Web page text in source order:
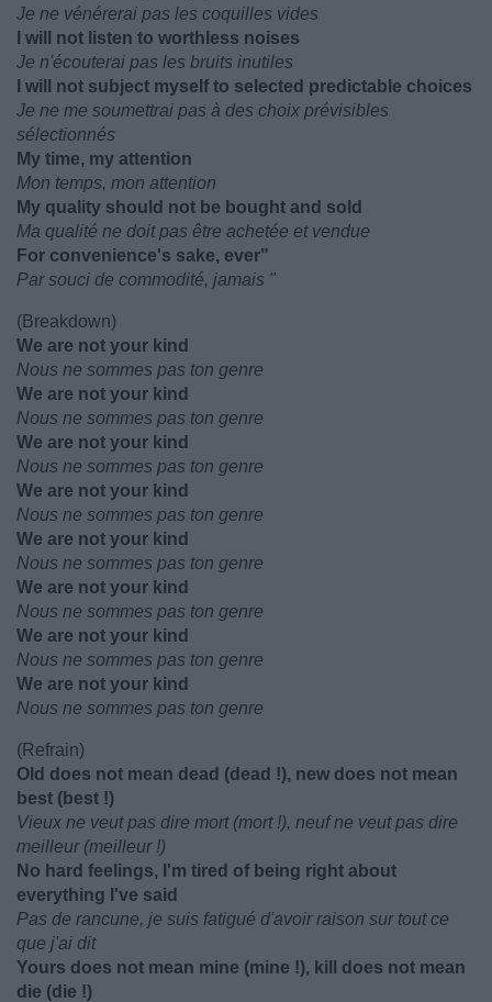
Je ne vénérerai pas les coquilles vides
I will not listen to worthless noises
Je n'écouterai pas les bruits inutiles
I will not subject myself to selected predictable choices
Je ne me soumettrai pas à des choix prévisibles
sélectionnés
My time, my attention
Mon temps, mon attention
My quality should not be bought and sold
Ma qualité ne doit pas être achetée et vendue
For convenience's sake, ever"
Par souci de commodité, jamais "
(Breakdown)
We are not your kind
Nous ne sommes pas ton genre
We are not your kind
Nous ne sommes pas ton genre
We are not your kind
Nous ne sommes pas ton genre
We are not your kind
Nous ne sommes pas ton genre
We are not your kind
Nous ne sommes pas ton genre
We are not your kind
Nous ne sommes pas ton genre
We are not your kind
Nous ne sommes pas ton genre
We are not your kind
Nous ne sommes pas ton genre
(Refrain)
Old does not mean dead (dead !), new does not mean
best (best !)
Vieux ne veut pas dire mort (mort !), neuf ne veut pas dire
meilleur (meilleur !)
No hard feelings, I'm tired of being right about
everything I've said
Pas de rancune, je suis fatigué d'avoir raison sur tout ce
que j'ai dit
Yours does not mean mine (mine !), kill does not mean
die (die !)